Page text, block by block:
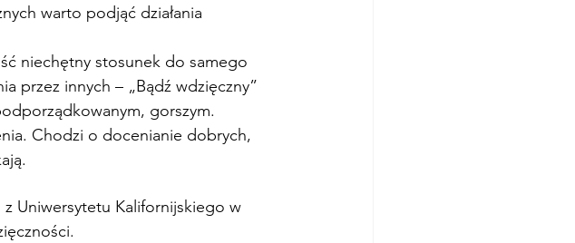
warto podjąć działania
niechętny stosunek do samego
przez innych – „Bądź wdzięczny”
gorszym.
Chodzi o docenianie dobrych,
Uniwersytetu Kalifornijskiego w